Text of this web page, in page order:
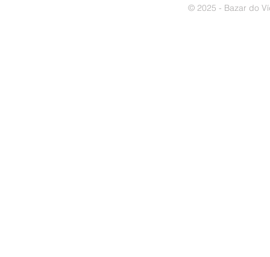
© 2025 - Bazar do